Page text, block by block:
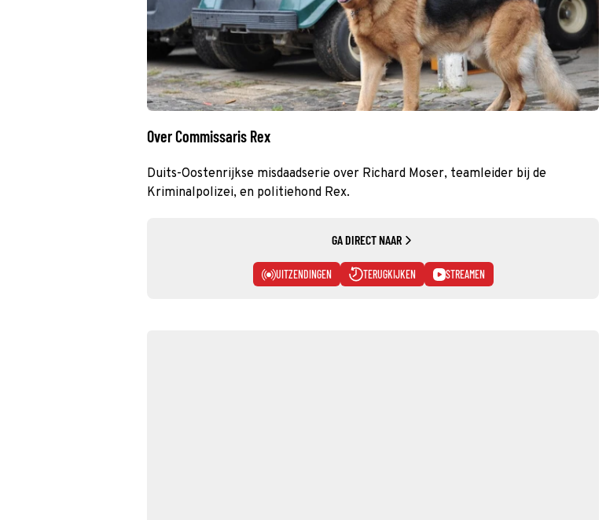
Over Commissaris Rex
Duits-Oostenrijkse misdaadserie over Richard Moser, teamleider bij de
Kriminalpolizei, en politiehond Rex.
GA DIRECT NAAR
UITZENDINGEN TERUGKIJKEN STREAMEN